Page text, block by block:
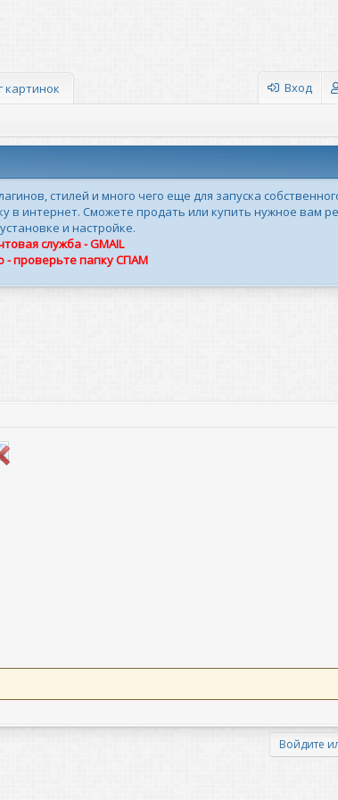
картинок Вход
стилей и много чего еще для запуска
интернет. Сможете продать или купить нужное вам
и настройке.
служба - GMAIL
- проверьте папку СПАМ
Войдите